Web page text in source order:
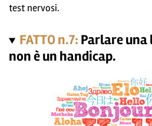
test nervosi.
FATTO n.7: Parlare
non è un handicap.